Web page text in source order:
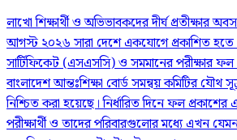
লাখো শিক্ষার্থী ও অভিভাবকদের দীর্ঘ প্রতীক্ষার
আগস্ট ২০২৬ সারা দেশে একযোগে প্রকাশিত হতে
সার্টিফিকেট (এসএসসি) ও সমমানের পরীক্ষার ফল।
বাংলাদেশ আন্তঃশিক্ষা বোর্ড সমন্বয় কমিটির যৌথ
নিশ্চিত করা হয়েছে। নির্ধারিত দিনে ফল
পরীক্ষার্থী ও তাদের পরিবারগুলোর মধ্যে এখন